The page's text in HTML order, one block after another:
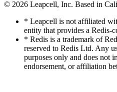
© 2026 Leapcell, Inc. Based in
* Leapcell is not affiliated
entity that provides a Redis-
* Redis is a trademark of
reserved to Redis Ltd. Any
purposes only and does not
endorsement, or affiliation